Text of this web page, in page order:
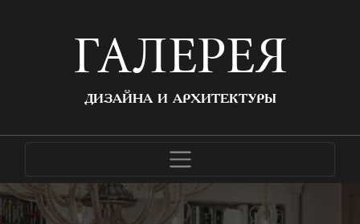
ГАЛЕРЕЯ
ДИЗАЙНА И АРХИТЕКТУРЫ